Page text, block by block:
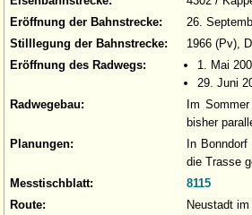
Eröffnung der Bahnstrecke:
26.
Stilllegung der Bahnstrecke:
1966 (Pv),
Eröffnung des Radwegs:
1. Mai
29. Juni
Radwegebau:
Im
bisher
Planungen:
In
die Trasse
Messtischblatt:
8115
Route:
Neustadt